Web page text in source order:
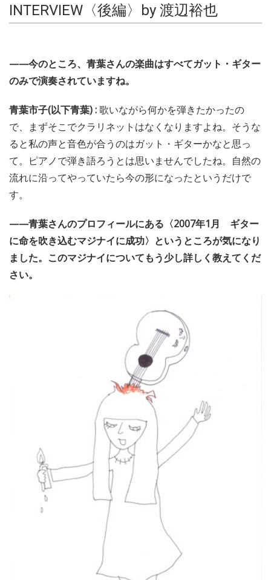
INTERVIEW〈後編〉by 渡辺裕也
——今のところ、青葉さんの楽曲はすべてガット・ギター
のみで演奏されていますね。
青葉市子(以下青葉) :歌いながら何かを弾きたかったの
で、まずそこでクラリネットはなくなりますよね。そうな
ると私の声と音色が合うのはガット・ギターかなと思っ
て。ピアノで弾き語ろうとは思いませんでしたね。自然の
流れに沿ってやっていたら今の形になったというだけで
す。
——青葉さんのプロフィールにある〈2007年1月 ギター
に命を吹き込むマジナイに成功〉というところが気になり
ました。このマジナイについてもう少し詳しく教えてくだ
さい。